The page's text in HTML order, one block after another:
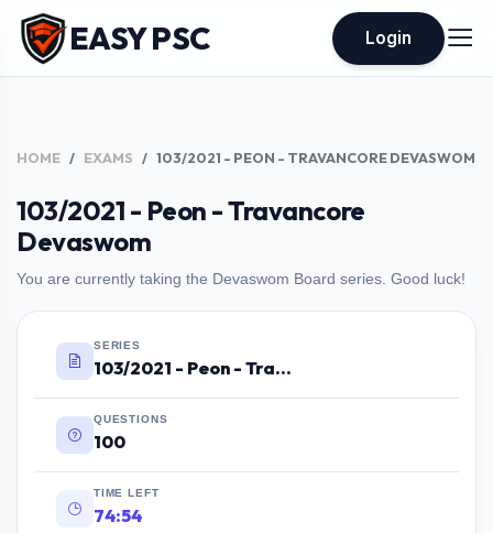
EASY PSC Login
HOME EXAMS 103/2021 - PEON - TRAVANCORE DEVASWOM
103/2021 - Peon - Travancore
Devaswom
You are currently taking the Devaswom Board series. Good luck!
SERIES
103/2021 - Peon - Travancore Devaswom
QUESTIONS
100
TIME LEFT
74:53